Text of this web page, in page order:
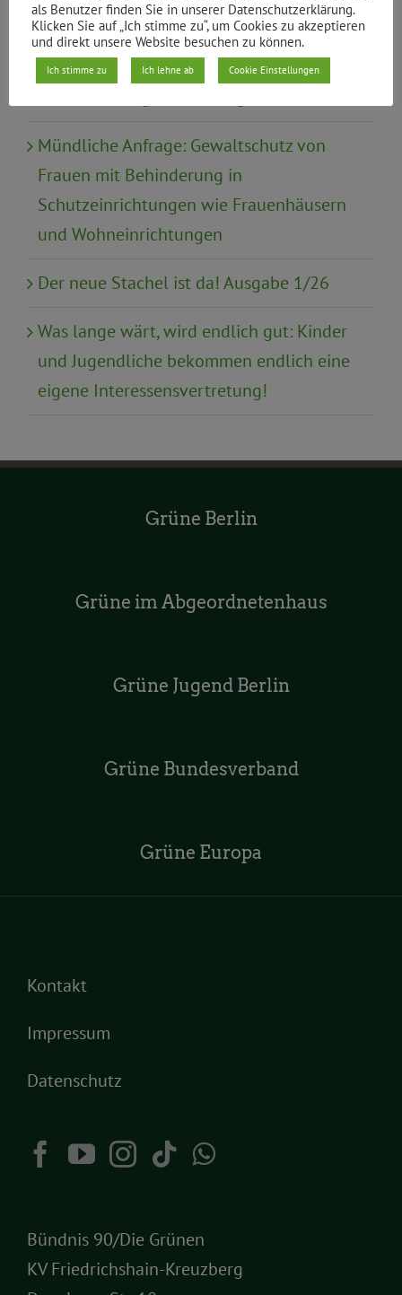
Rückblick auf die Sonderbezirksgruppe
„Soziale Wärmewende im Kiez“
Mündliche Anfrage: Gewaltschutz von
Frauen mit Behinderung in
Schutzeinrichtungen wie Frauenhäusern
und Wohneinrichtungen
Der neue Stachel ist da! Ausgabe 1/26
Was lange wärt, wird endlich gut: Kinder
und Jugendliche bekommen endlich eine
eigene Interessensvertretung!
Grüne Berlin
Grüne im Abgeordnetenhaus
Grüne Jugend Berlin
Grüne Bundesverband
Grüne Europa
Kontakt
Impressum
Datenschutz
Bündnis 90/Die Grünen
KV Friedrichshain-Kreuzberg
als Benutzer finden Sie in unserer Datenschutzerklärung.
Klicken Sie auf „Ich stimme zu“, um Cookies zu akzeptieren
und direkt unsere Website besuchen zu können.
Ich stimme zu Ich lehne ab Cookie Einstellungen